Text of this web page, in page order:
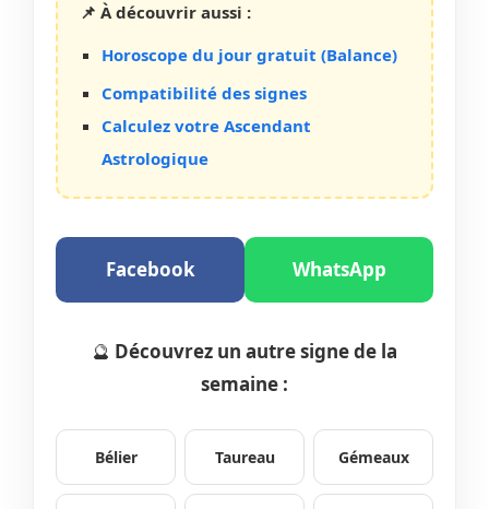
📌 À découvrir aussi :
Horoscope du jour gratuit (Balance)
Compatibilité des signes
Calculez votre Ascendant
Astrologique
Facebook WhatsApp
🔮 Découvrez un autre signe de la
semaine :
Bélier Taureau Gémeaux